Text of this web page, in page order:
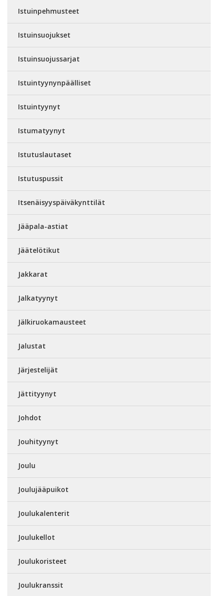
Istuinpehmusteet
Istuinsuojukset
Istuinsuojussarjat
Istuintyynynpäälliset
Istuintyynyt
Istumatyynyt
Istutuslautaset
Istutuspussit
Itsenäisyyspäiväkynttilät
Jääpala-astiat
Jäätelötikut
Jakkarat
Jalkatyynyt
Jälkiruokamausteet
Jalustat
Järjestelijät
Jättityynyt
Johdot
Jouhityynyt
Joulu
Joulujääpuikot
Joulukalenterit
Joulukellot
Joulukoristeet
Joulukranssit